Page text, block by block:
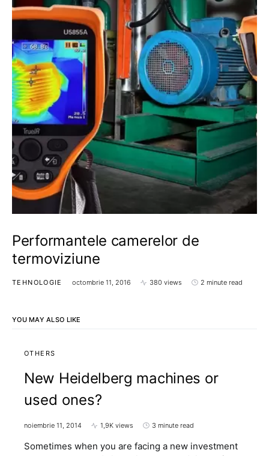
Performantele camerelor de
termoviziune
TEHNOLOGIE octombrie 11, 2016 380 views 2 minute read
YOU MAY ALSO LIKE
OTHERS
New Heidelberg machines or
used ones?
noiembrie 11, 2014 1,9K views 3 minute read
Sometimes when you are facing a new investment